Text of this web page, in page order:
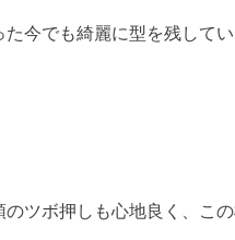
今でも綺麗に型を残して
ツボ押しも心地良く、こ